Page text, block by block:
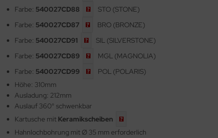
Farbe: 540027CD88
STO (STONE)
Farbe: 540027CD87
BRO (BRONZE)
Farbe: 540027CD91
SIL (SILVERSTONE)
Farbe: 540027CD89
MGL (MAGNOLIA)
Farbe: 540027CD99
POL (POLARIS)
Höhe: 310mm
Ausladung: 212mm
Auslauf 360° schwenkbar
Kartusche mit Keramikscheiben
Hahnlochbohrung mit Ø 35 mm erforderlich